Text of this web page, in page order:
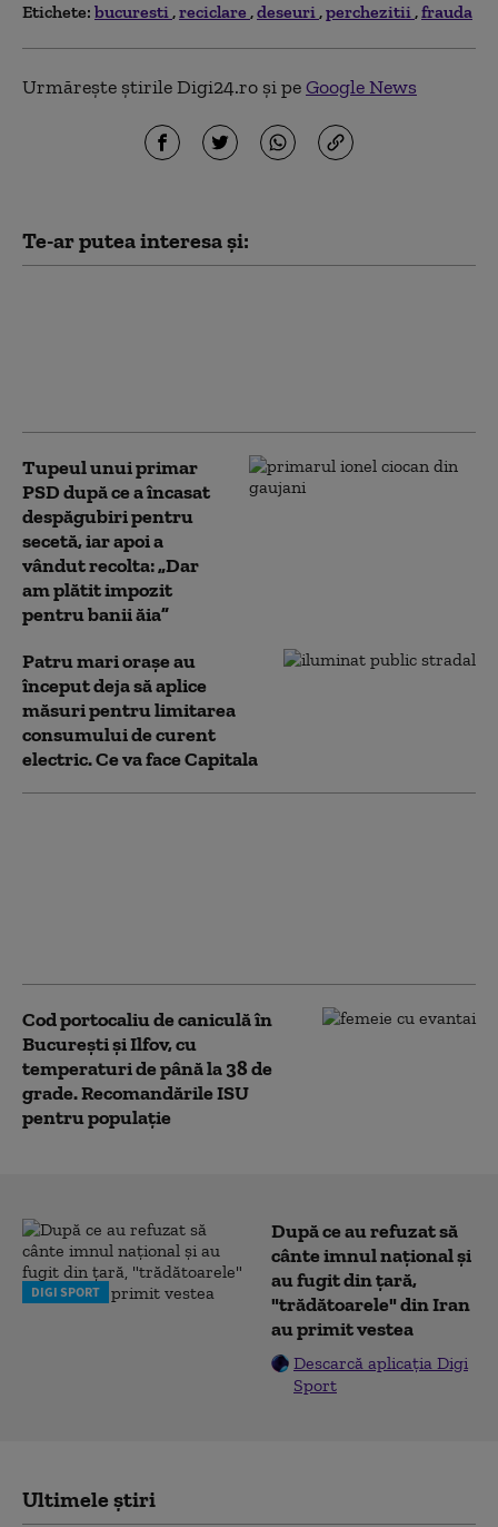
Etichete: bucuresti reciclare deseuri perchezitii frauda
Urmărește știrile Digi24.ro și peGoogle News
Te-ar putea interesa și:
Tupeul unui primar
PSD după ce a încasat
despăgubiri pentru
secetă, iar apoi a
vândut recolta: „Dar
am plătit impozit
pentru banii ăia”
Patru mari orașe au
început deja să aplice
măsuri pentru limitarea
consumului de curent
electric. Ce va face Capitala
Cod portocaliu de caniculă în
București și Ilfov, cu
temperaturi de până la 38 de
grade. Recomandările ISU
pentru populație
DIGI SPORT
După ce au refuzat să
cânte imnul naţional şi
au fugit din ţară,
"trădătoarele" din Iran
au primit vestea
Descarcă aplicația Digi
Sport
Ultimele știri